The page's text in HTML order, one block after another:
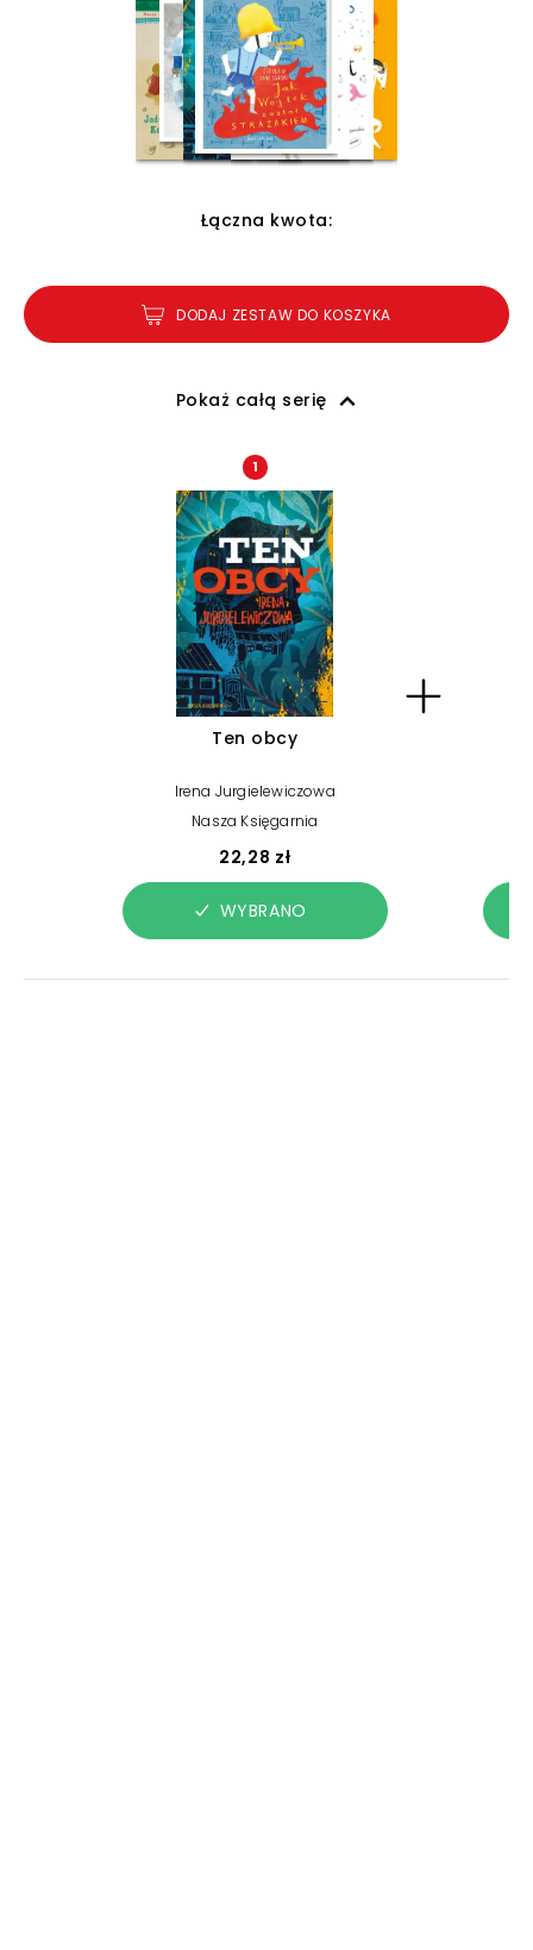
Łączna kwota:
DODAJ ZESTAW DO KOSZYKA
Pokaż całą serię
1
Ten obcy
Irena Jurgielewiczowa
Nasza Księgarnia
22,28 zł
WYBRANO